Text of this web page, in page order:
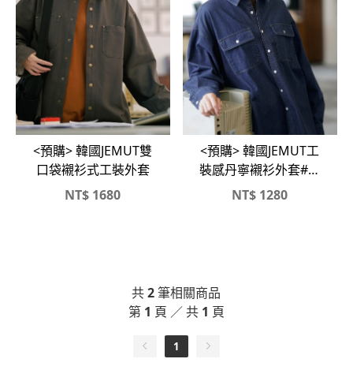
<預購> 韓國JEMUT雙
口袋襯衫式工裝外套
NT$ 1680
<預購> 韓國JEMUT工
裝感丹寧襯衫外套#牛
仔襯衫
NT$ 1280
共2筆相關商品
第 1 頁 ／ 共 1 頁
1